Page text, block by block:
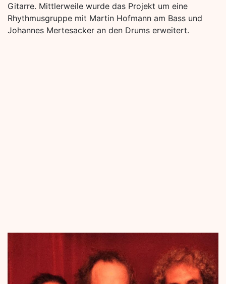
Gitarre. Mittlerweile wurde das Projekt um eine
Rhythmusgruppe mit Martin Hofmann am Bass und
Johannes Mertesacker an den Drums erweitert.